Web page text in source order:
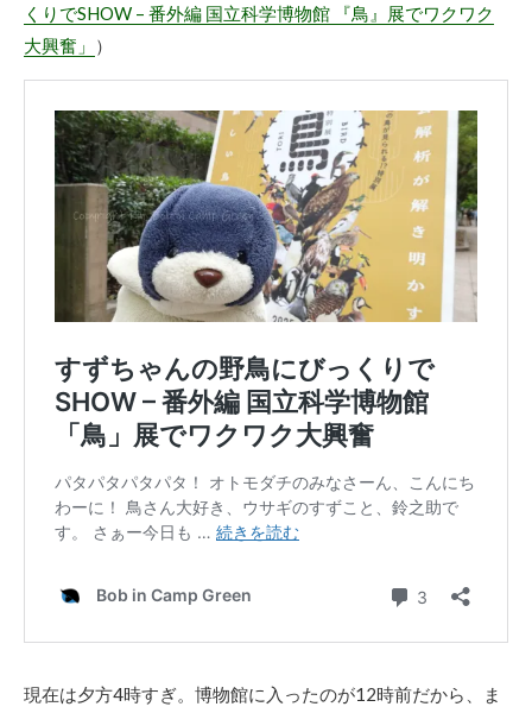
くりでSHOW – 番外編 国立科学博物館 『鳥』展でワクワク
大興奮」
）
現在は夕方4時すぎ。博物館に入ったのが12時前だから、ま